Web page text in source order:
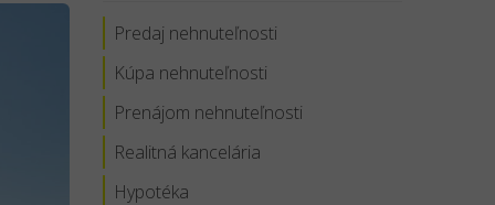
Predaj nehnuteľnosti
Kúpa nehnuteľnosti
Prenájom nehnuteľnosti
Realitná kancelária
Hypotéka